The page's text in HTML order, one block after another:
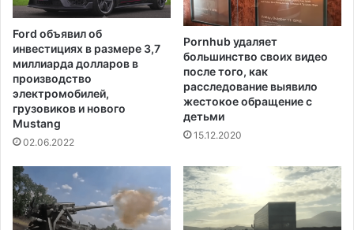
д
е
е
с
о
м
,
о
в
е
д
е
н
ы
х
в
м
Ford объявил об
инвестициях в размере 3,7
миллиарда долларов в
производство
электромобилей,
грузовиков и нового
Mustang
02.06.2022
Pornhub удаляет
большинство своих видео
после того, как
расследование выявило
жестокое обращение с
детьми
15.12.2020